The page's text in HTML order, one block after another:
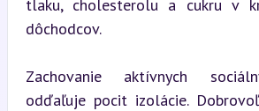
tlaku, cholesterolu a cukru v
dôchodcov.
Zachovanie aktívnych
odďaľuje pocit izolácie.